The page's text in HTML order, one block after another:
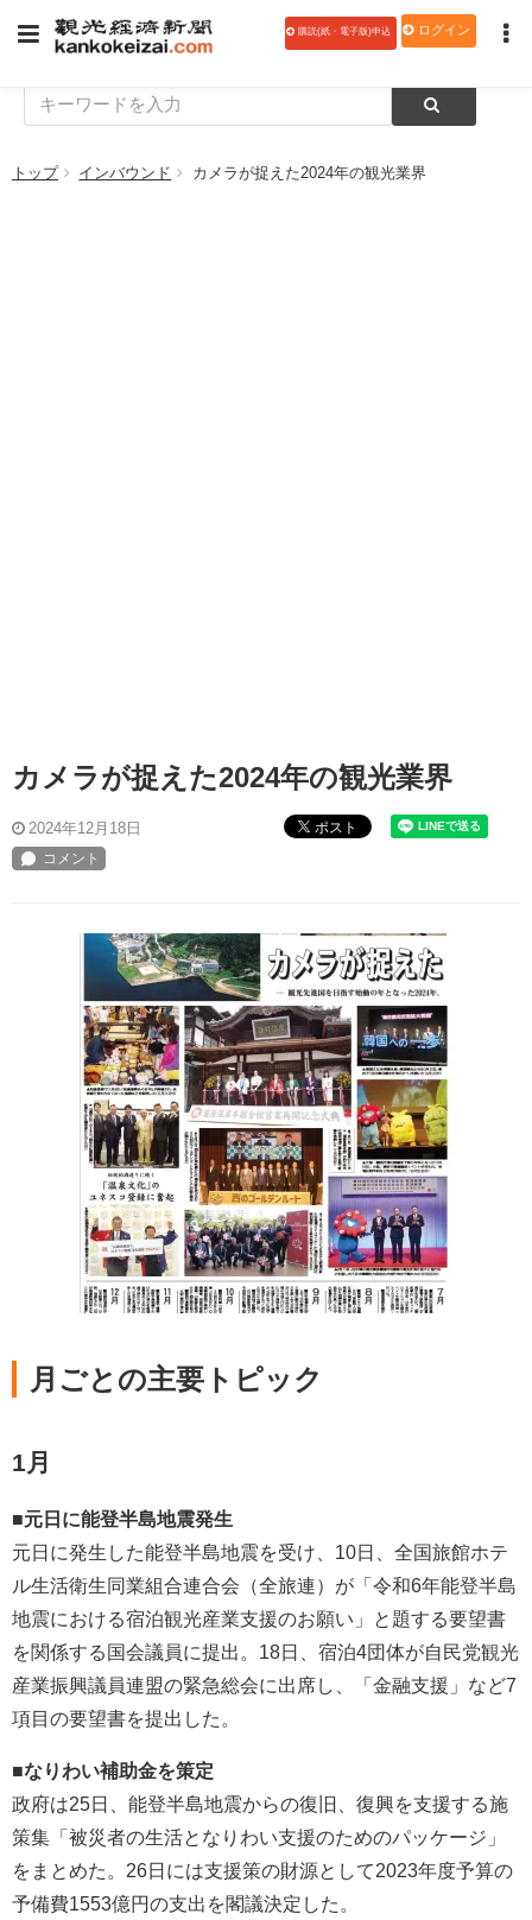
購読(紙・電子版)申込 ログイン
トップ インバウンド カメラが捉えた2024年の観光業界
カメラが捉えた2024年の観光業界
2024年12月18日 ポスト
月ごとの主要トピック
1月
■元日に能登半島地震発生
元日に発生した能登半島地震を受け、10日、全国旅館ホテ
ル生活衛生同業組合連合会（全旅連）が「令和6年能登半島
地震における宿泊観光産業支援のお願い」と題する要望書
を関係する国会議員に提出。18日、宿泊4団体が自民党観光
産業振興議員連盟の緊急総会に出席し、「金融支援」など7
項目の要望書を提出した。
■なりわい補助金を策定
政府は25日、能登半島地震からの復旧、復興を支援する施
策集「被災者の生活となりわい支援のためのパッケージ」
をまとめた。26日には支援策の財源として2023年度予算の
予備費1553億円の支出を閣議決定した。